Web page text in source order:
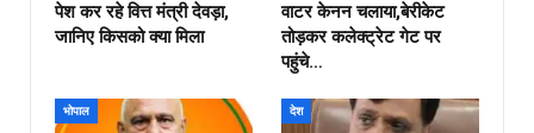
पेश कर रहे वित्त मंत्री देवड़ा,
जानिए किसको क्या मिला
वाटर केनन चलाया,बेरीकेट
तोड़कर कलेक्ट्रेट गेट पर
पहुंचे…
भोपाल देश